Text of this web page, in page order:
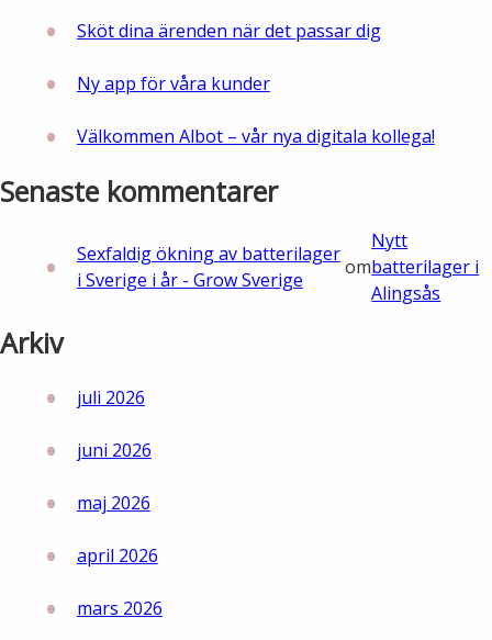
Sköt dina ärenden när det passar dig
Ny app för våra kunder
Välkommen Albot – vår nya digitala kollega!
Senaste kommentarer
Sexfaldig ökning av batterilager
i Sverige i år - Grow Sverige
om
Nytt
batterilager i
Alingsås
Arkiv
juli 2026
juni 2026
maj 2026
april 2026
mars 2026